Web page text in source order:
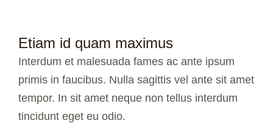
Etiam id quam maximus
Interdum et malesuada fames ac ante ipsum
primis in faucibus. Nulla sagittis vel ante sit amet
tempor. In sit amet neque non tellus interdum
tincidunt eget eu odio.